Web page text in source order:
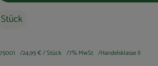
Stück
24,95 €/ Stück 7% MwSt Handelsklasse II